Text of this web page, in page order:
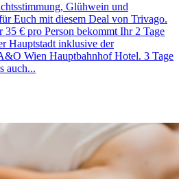
Glühwein und
Euch mit diesem Deal von Trivago.
35 € pro Person bekommt Ihr 2 Tage
Hauptstadt inklusive der
Wien Hauptbahnhof Hotel. 3 Tage
auch...